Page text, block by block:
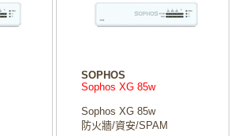
SOPHOS
Sophos XG 85w
Sophos XG 85w
防火牆/資安/SPAM